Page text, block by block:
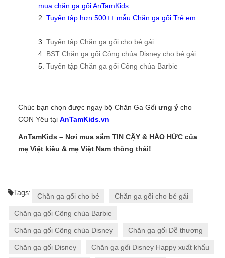
mua chăn ga gối AnTamKids
2. Tuyển tập hơn 500++ mẫu Chăn ga gối Trẻ em
3. Tuyển tập Chăn ga gối cho bé gái
4. BST Chăn ga gối Công chúa Disney cho bé gái
5. Tuyển tập Chăn ga gối Công chúa Barbie
Chúc bạn chọn được ngay bộ Chăn Ga Gối ưng ý cho
CON Yêu tại AnTamKids.vn
AnTamKids – Nơi mua sắm TIN CẬY & HÁO HỨC của
mẹ Việt kiều & mẹ Việt Nam thông thái!
Tags: Chăn ga gối cho bé Chăn ga gối cho bé gái
Chăn ga gối Công chúa Barbie
Chăn ga gối Công chúa Disney Chăn ga gối Dễ thương
Chăn ga gối Disney Chăn ga gối Disney Happy xuất khẩu